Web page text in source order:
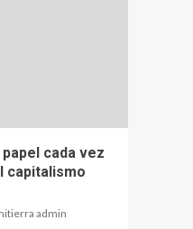
cada vez
capitalismo
admin